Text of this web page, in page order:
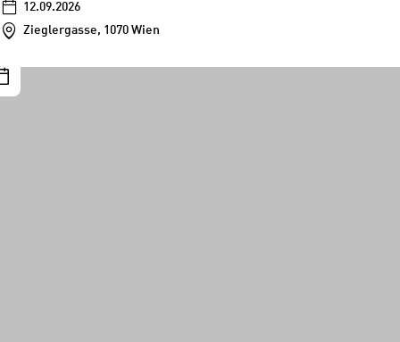
12.09.2026
Zieglergasse, 1070 Wien